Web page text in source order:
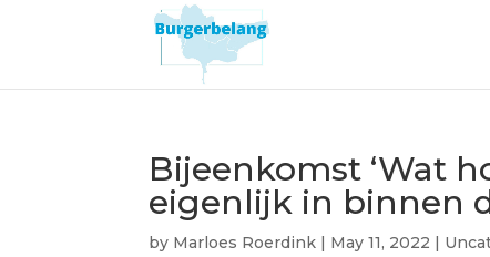
Bijeenkomst ‘Wat
eigenlijk in binnen
by Marloes Roerdink | May 11, 2022 |